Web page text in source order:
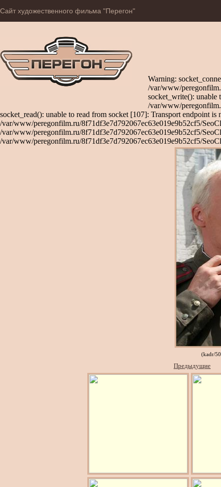
Сайт художественного фильма "Перегон"
Warning:
/var/www/
socket_write(): unable
/var/www/
socket_read(): unable to read from socket [107]: Transport endpoint is
/var/www/peregonfilm.ru/8f71df3e7d792067ec63e019e9b52cf5/
/var/www/peregonfilm.ru/8f71df3e7d792067ec63e019e9b52cf5/
/var/www/peregonfilm.ru/8f71df3e7d792067ec63e019e9b52cf5/
(kadr/
Предыдущие